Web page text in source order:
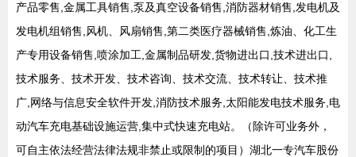
产品零售,金属工具销售,泵及真空设备销售,消防器材销售,发电机及
发电机组销售,风机、风扇销售,第二类医疗器械销售,炼油、化工生
产专用设备销售,喷涂加工,金属制品研发,货物进出口,技术进出口,
技术服务、技术开发、技术咨询、技术交流、技术转让、技术推
广,网络与信息安全软件开发,消防技术服务,太阳能发电技术服务,电
动汽车充电基础设施运营,集中式快速充电站。（除许可业务外，
可自主依法经营法律法规非禁止或限制的项目）湖北一专汽车股份